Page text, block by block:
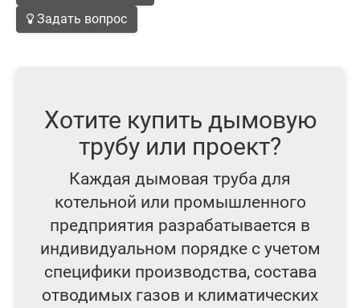
Задать вопрос
Хотите купить дымовую
трубу или проект?
Каждая дымовая труба для
котельной или промышленного
предприятия разрабатывается в
индивидуальном порядке с учетом
специфики производства, состава
отводимых газов и климатических